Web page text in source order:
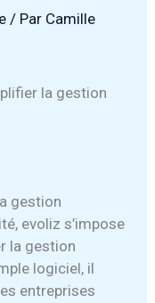
/ Par Camille
la gestion
gestion
evoliz s’impose
la gestion
logiciel, il
entreprises